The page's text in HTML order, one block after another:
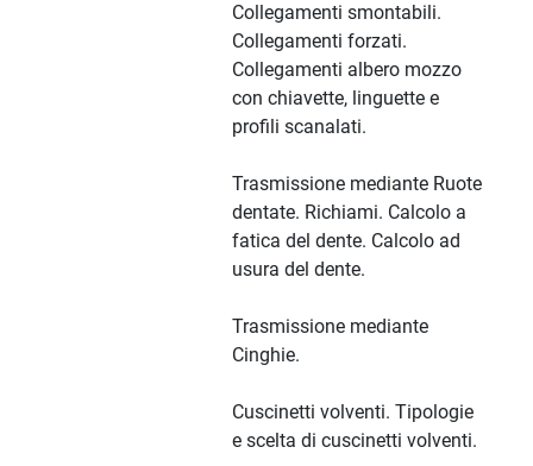
Collegamenti smontabili.
Collegamenti forzati.
Collegamenti albero mozzo
con chiavette, linguette e
profili scanalati.
Trasmissione mediante Ruote
dentate. Richiami. Calcolo a
fatica del dente. Calcolo ad
usura del dente.
Trasmissione mediante
Cinghie.
Cuscinetti volventi. Tipologie
e scelta di cuscinetti volventi.